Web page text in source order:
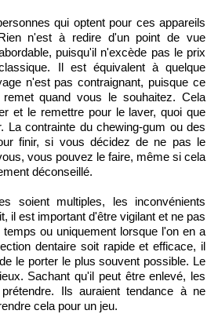
qui optent pour ces appareils
n'est à redire d'un point de vue
puisqu'il n'excède pas le prix
Il est équivalent à quelque
n'est pas contraignant, puisque ce
quand vous le souhaitez. Cela
et le remettre pour le laver, quoi que
La contrainte du chewing-gum ou des
finir, si vous décidez de ne pas le
vous pouvez le faire, même si cela
déconseillé.
soient multiples, les inconvénients
il est important d'être vigilant et ne pas
ou uniquement lorsque l'on en a
dentaire soit rapide et efficace, il
le porter le plus souvent possible. Le
Sachant qu'il peut être enlevé, les
Ils auraient tendance à ne
cela pour un jeu.